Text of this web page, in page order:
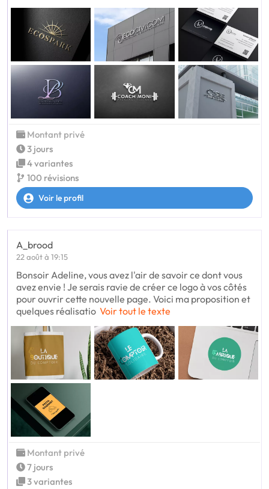
Montant privé
3 jours
4 variantes
100 révisions
Voir le profil
A_brood
22 août à 19:15
Bonsoir Adeline, vous avez l'air de savoir ce dont vous
avez envie ! Je serais ravie de créer ce logo à vos côtés
pour ouvrir cette nouvelle page. Voici ma proposition et
quelques réalisatio Voir tout le texte
Montant privé
7 jours
3 variantes